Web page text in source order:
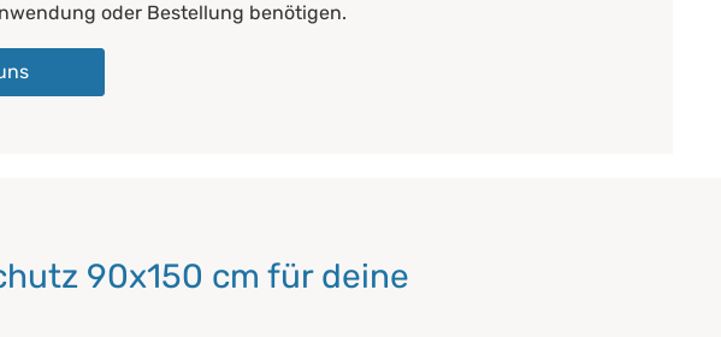
oder Bestellung benötigen.
90x150 cm für deine